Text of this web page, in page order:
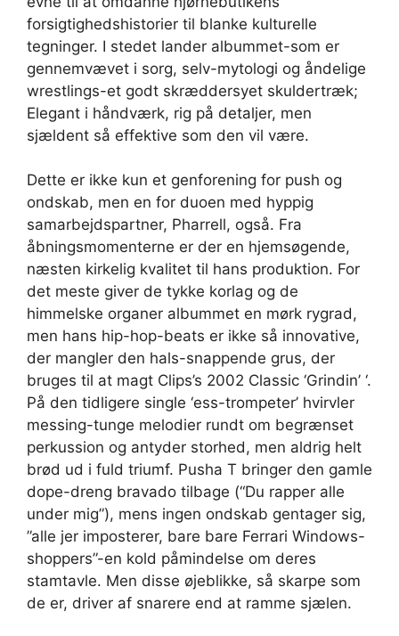
forsigtighedshistorier til blanke kulturelle
tegninger. I stedet lander albummet-som er
gennemvævet i sorg, selv-mytologi og åndelige
wrestlings-et godt skræddersyet skuldertræk;
Elegant i håndværk, rig på detaljer, men
sjældent så effektive som den vil være.
Dette er ikke kun et genforening for push og
ondskab, men en for duoen med hyppig
samarbejdspartner, Pharrell, også. Fra
åbningsmomenterne er der en hjemsøgende,
næsten kirkelig kvalitet til hans produktion. For
det meste giver de tykke korlag og de
himmelske organer albummet en mørk rygrad,
men hans hip-hop-beats er ikke så innovative,
der mangler den hals-snappende grus, der
bruges til at magt Clips’s 2002 Classic ‘Grindin’ ‘.
På den tidligere single ‘ess-trompeter’ hvirvler
messing-tunge melodier rundt om begrænset
perkussion og antyder storhed, men aldrig helt
brød ud i fuld triumf. Pusha T bringer den gamle
dope-dreng bravado tilbage (“Du rapper alle
under mig”), mens ingen ondskab gentager sig,
”alle jer imposterer, bare bare Ferrari Windows-
shoppers”-en kold påmindelse om deres
stamtavle. Men disse øjeblikke, så skarpe som
de er, driver af snarere end at ramme sjælen.